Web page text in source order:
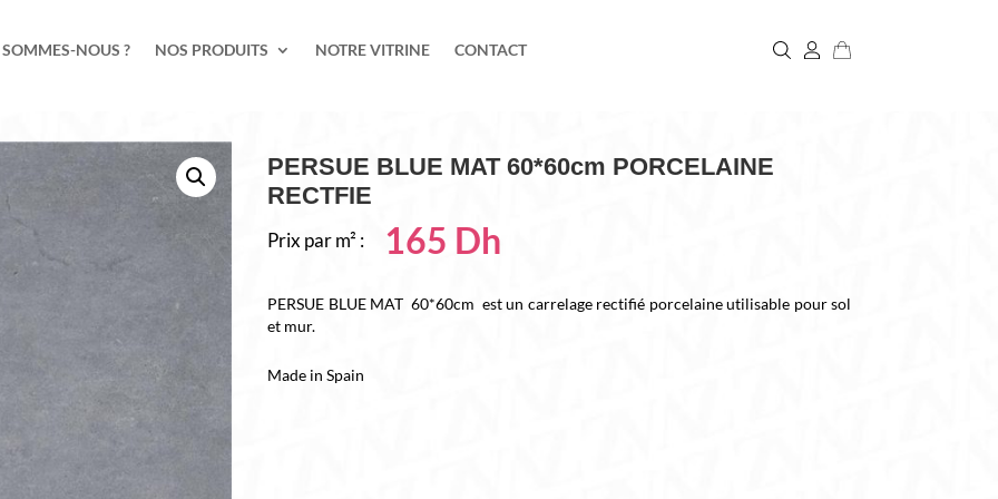
NOUS ? NOS PRODUITS NOTRE VITRINE CONTACT
PERSUE BLUE MAT 60*60cm PORCELAINE
RECTFIE
Prix par m² : 165 Dh
PERSUE BLUE MAT 60*60cm est un carrelage rectifié porcelaine utilisable pour sol
et mur.
Made in Spain